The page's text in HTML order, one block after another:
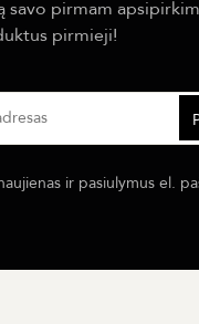
savo pirmam
pirmieji!
ir pasiulymus el.